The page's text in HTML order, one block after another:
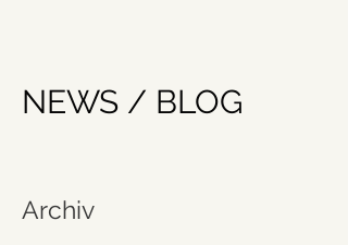
NEWS / BLOG
Archiv